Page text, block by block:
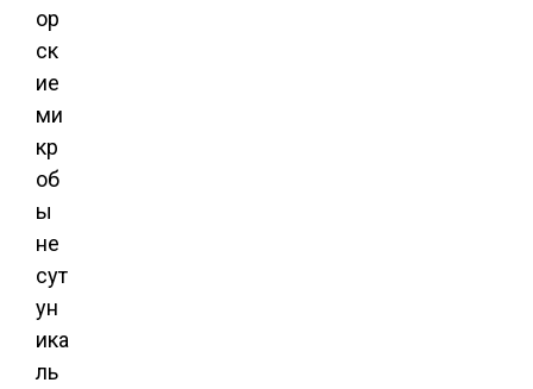
ор
ск
ие
ми
кр
об
ы
не
сут
ун
ика
ль